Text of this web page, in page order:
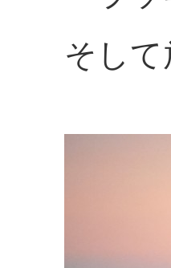
そし